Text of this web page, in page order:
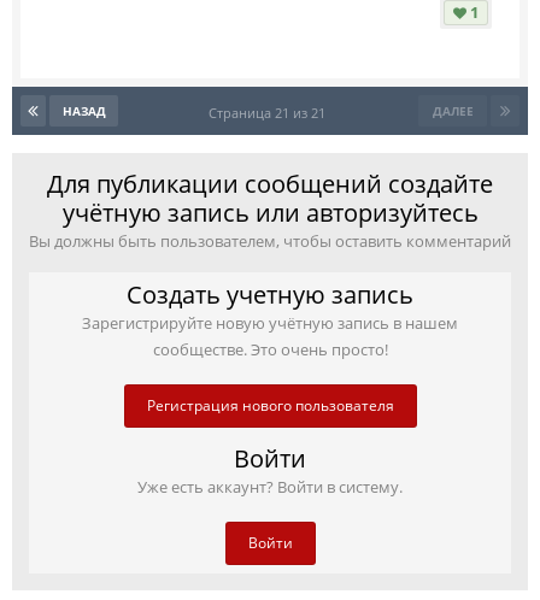
1
НАЗАД ДАЛЕЕ
Страница 21 из 21
Для публикации сообщений создайте
учётную запись или авторизуйтесь
Вы должны быть пользователем, чтобы оставить комментарий
Создать учетную запись
Зарегистрируйте новую учётную запись в нашем
сообществе. Это очень просто!
Регистрация нового пользователя
Войти
Уже есть аккаунт? Войти в систему.
Войти